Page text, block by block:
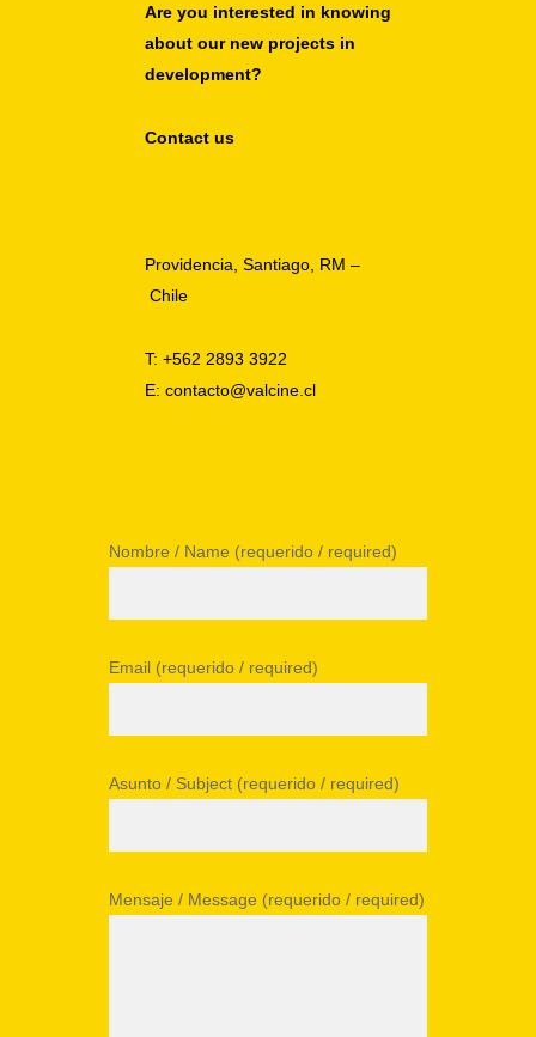
Are you interested in knowing
about our new projects in
development?
Contact us
Providencia, Santiago, RM –
Chile
T: +562 2893 3922
E: contacto@valcine.cl
Nombre / Name (requerido / required)
Email (requerido / required)
Asunto / Subject (requerido / required)
Mensaje / Message (requerido / required)